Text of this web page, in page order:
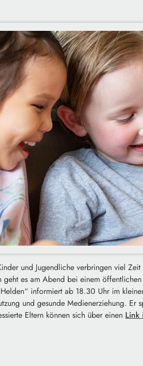
und Jugendliche verbringen viel
geht es am Abend bei einem
informiert ab 18.30 Uhr im
und gesunde Medienerziehung. Er
Eltern können sich über einen Link